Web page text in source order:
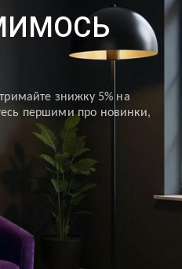
знижку 5% на
першими про новинки,